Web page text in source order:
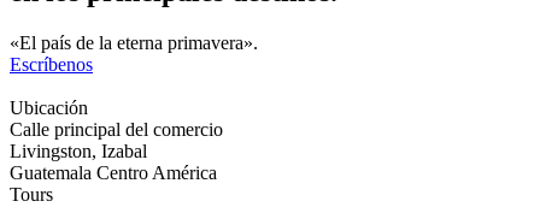
«El país de la eterna primavera».
Escríbenos
Ubicación
Calle principal del comercio
Livingston, Izabal
Guatemala Centro América
Tours